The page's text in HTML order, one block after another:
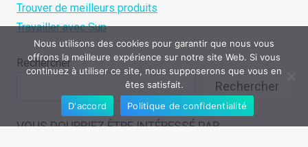
Trouver de meilleurs produits
Travailler avec Sup
Rechercher
Rechercher
VOUS POURRIEZ ÊTRE INTÉRESSÉ PAR
Nous utilisons des cookies pour garantir que nous vous
offrons la meilleure expérience sur notre site Web. Si vous
continuez à utiliser ce site, nous supposerons que vous en
êtes satisfait.
D'accord
Politique de confidentialité